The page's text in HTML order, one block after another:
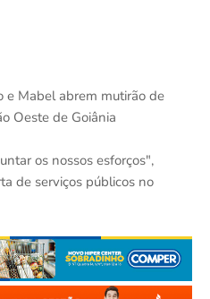
e Mabel abrem mutirão de
Oeste de Goiânia
os nossos esforços",
de serviços públicos no